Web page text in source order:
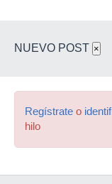
NUEVO POST ×
Regístrate o
hilo